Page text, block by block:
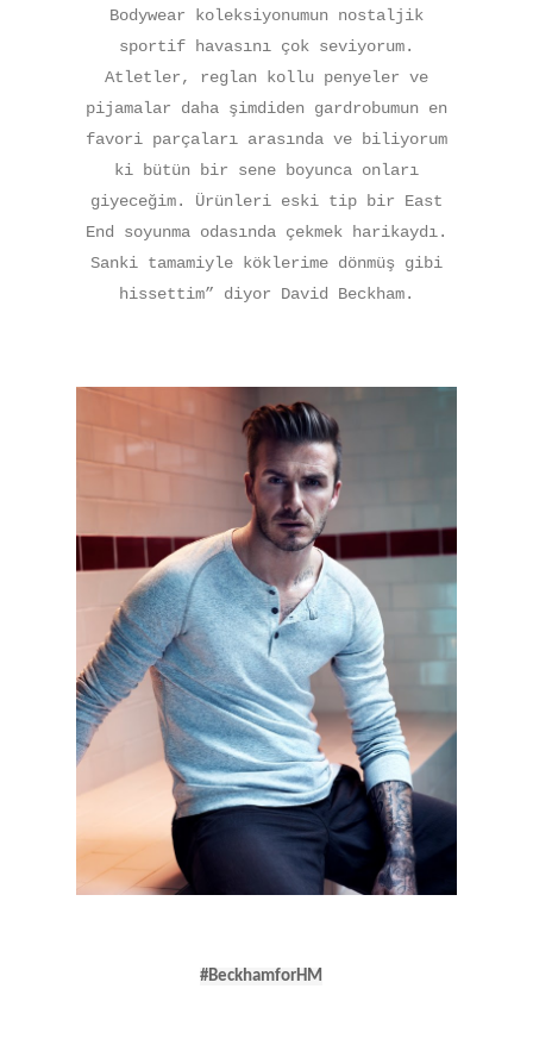
Bodywear koleksiyonumun nostaljik
sportif havasını çok seviyorum.
Atletler, reglan kollu penyeler ve
pijamalar daha şimdiden gardrobumun en
favori parçaları arasında ve biliyorum
ki bütün bir sene boyunca onları
giyeceğim. Ürünleri eski tip bir East
End soyunma odasında çekmek harikaydı.
Sanki tamamiyle köklerime dönmüş gibi
hissettim” diyor David Beckham.
#BeckhamforHM